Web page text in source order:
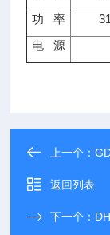
功 率
电 源
上一个：
返回列表
下一个：